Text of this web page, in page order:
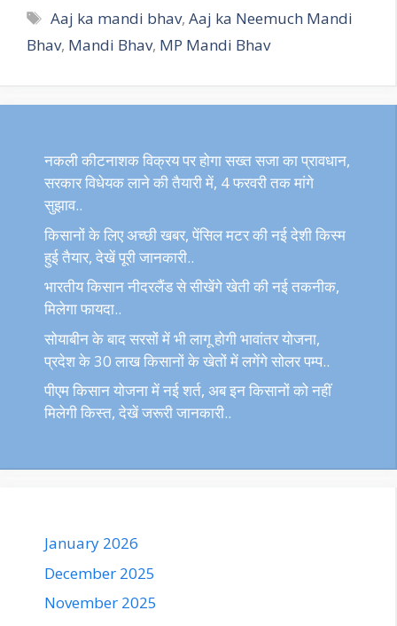
Tags
Aaj ka mandi bhav,Aaj ka Neemuch Mandi
Bhav, Mandi Bhav, MP Mandi Bhav
नकली कीटनाशक विक्रय पर होगा सख्त सजा का प्रावधान,
सरकार विधेयक लाने की तैयारी में, 4 फरवरी तक मांगे
सुझाव..
किसानों के लिए अच्छी खबर, पेंसिल मटर की नई देशी किस्म
हुई तैयार, देखें पूरी जानकारी..
भारतीय किसान नीदरलैंड से सीखेंगे खेती की नई तकनीक,
मिलेगा फायदा..
सोयाबीन के बाद सरसों में भी लागू होगी भावांतर योजना,
प्रदेश के 30 लाख किसानों के खेतों में लगेंगे सोलर पम्प..
पीएम किसान योजना में नई शर्त, अब इन किसानों को नहीं
मिलेगी किस्त, देखें जरूरी जानकारी..
January 2026
December 2025
November 2025